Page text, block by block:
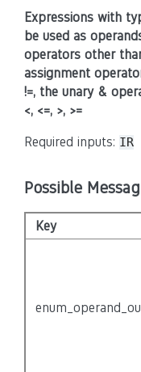
Expressions with
be used as
operators other
assignment
!=, the unary &
<, <=, >, >=
Required inputs: IR
Possible
Key